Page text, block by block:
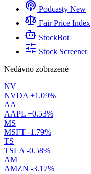
Podcasty New
Fair Price Index
StockBot
Stock Screener
Nedávno zobrazené
NV
NVDA +1.09%
AA
AAPL +0.53%
MS
MSFT -1.79%
TS
TSLA -0.58%
AM
AMZN -3.17%